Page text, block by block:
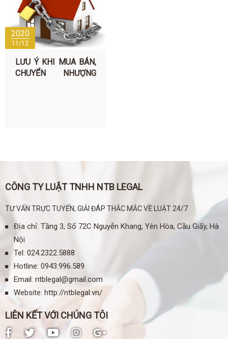
2020
11/12
LƯU Ý KHI MUA BÁN,
CHUYỂN NHƯỢNG
CÔNG TY LUẬT TNHH NTB LEGAL
TƯ VẤN TRỰC TUYẾN, GIẢI ĐÁP THẮC MẮC VỀ LUẬT 24/7
Địa chỉ: Tầng 3, Số 72C Nguyễn Khang, Yên Hòa, Cầu Giấy, Hà
Nội
Tel: 024.2322.5888
Hotline: 0943.996.589
Email: ntblegal@gmail.com
Website: http://ntblegal.vn/
LIÊN KẾT VỚI CHÚNG TÔI